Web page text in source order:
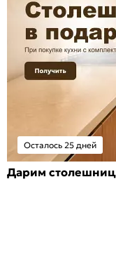
Осталось 25 дней
Дарим